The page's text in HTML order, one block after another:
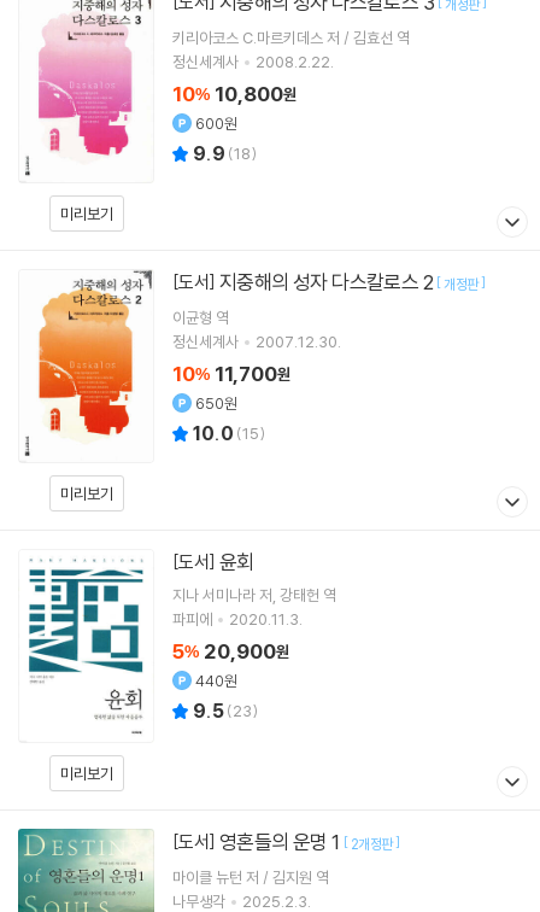
미리보기
개정판
키리아코스 C.마르키데스 저 / 김효선 역
정신세계사
2008.2.22.
10% 10,800원
600원
9.9 (18)
미리보기
[도서] 지중해의 성자 다스칼로스 2 [개정판]
이균형 역
정신세계사
2007.12.30.
10% 11,700원
650원
10.0 (15)
미리보기
[도서] 윤회
지나 서미나라저 강태헌 역
파피에
2020.11.3.
5% 20,900원
440원
9.5(23)
[도서] 영혼들의 운명 1 [ 2개정판]
마이클 뉴턴 저 / 김지원 역
나무생각
2025.2.3.